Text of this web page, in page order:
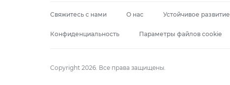
Свяжитесь с нами О нас Устойчивое развитие
Конфиденциальность Параметры файлов cookie
Copyright 2026. Все права защищены.